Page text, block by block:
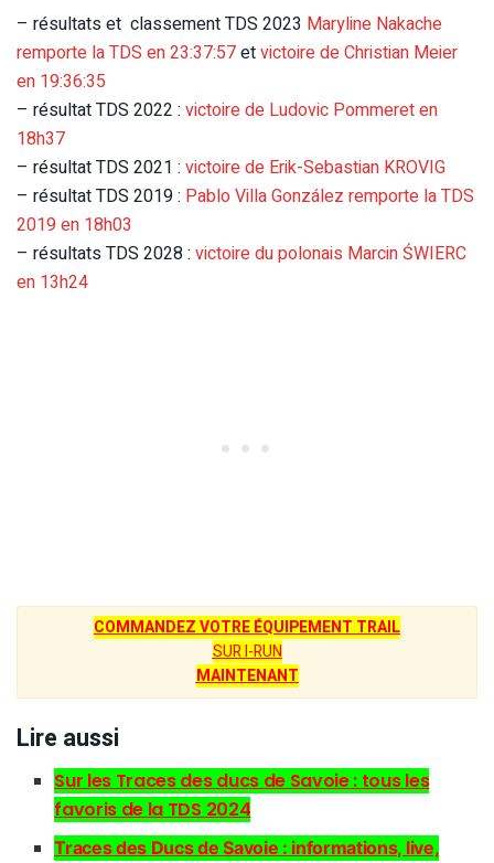
– résultats et classement TDS 2023 Maryline Nakache
remporte la TDS en 23:37:57etvictoire de Christian Meier
en 19:36:35
– résultat TDS 2022 : victoire de Ludovic Pommeret en
18h37
– résultat TDS 2021 : victoire de Erik-Sebastian KROVIG
– résultat TDS 2019 : Pablo Villa González remporte la TDS
2019 en 18h03
– résultats TDS 2028 : victoire du polonais Marcin ŚWIERC
en 13h24
COMMANDEZ VOTRE ÉQUIPEMENT TRAIL
SUR I-RUN
MAINTENANT
Lire aussi
Sur les Traces des ducs de Savoie : tous les
favoris de la TDS 2024
Traces des Ducs de Savoie : informations, live,